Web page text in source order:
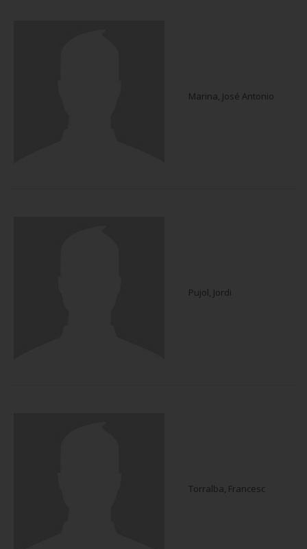
Marina, José Antonio
Pujol, Jordi
Torralba, Francesc